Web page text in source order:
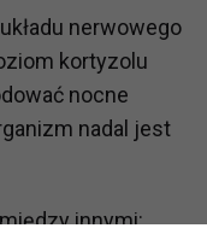
nerwowego
kortyzolu
nocne
nadal jest
innymi: